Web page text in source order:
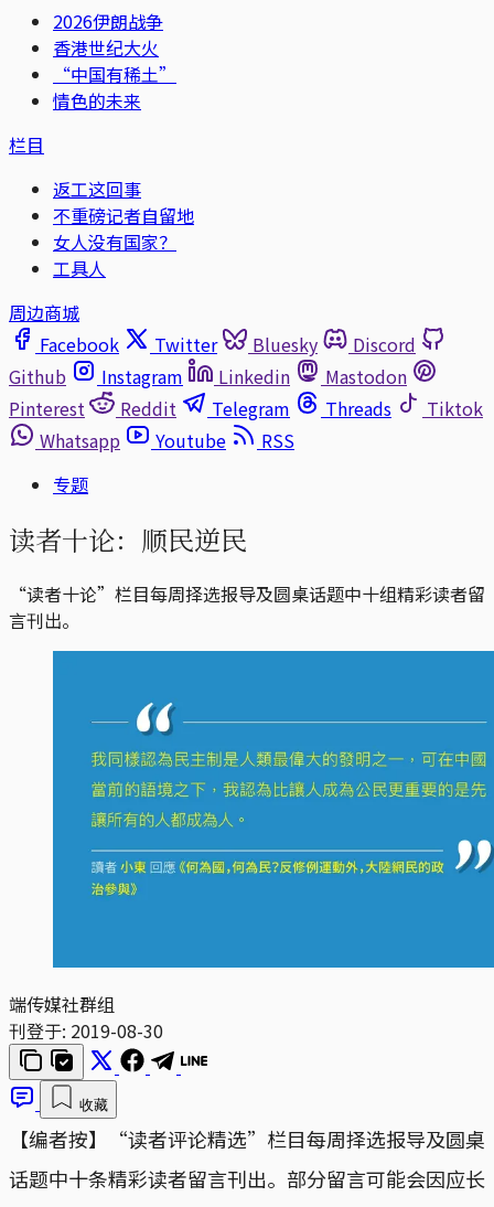
2026伊朗战争
香港世纪大火
“中国有稀土”
情色的未来
栏目
返工这回事
不重磅记者自留地
女人没有国家？
工具人
周边商城
Facebook
Twitter Bluesky
Discord
Github
Instagram Linkedin
Mastodon
Pinterest
Reddit Telegram Threads
Tiktok
Whatsapp
Youtube
RSS
专题
读者十论：顺民逆民
“读者十论”栏目每周择选报导及圆桌话题中十组精彩读者留
言刊出。
端传媒社群组
刊登于: 2019-08-30
收藏
【编者按】“读者评论精选”栏目每周择选报导及圆桌
话题中十条精彩读者留言刊出。部分留言可能会因应长